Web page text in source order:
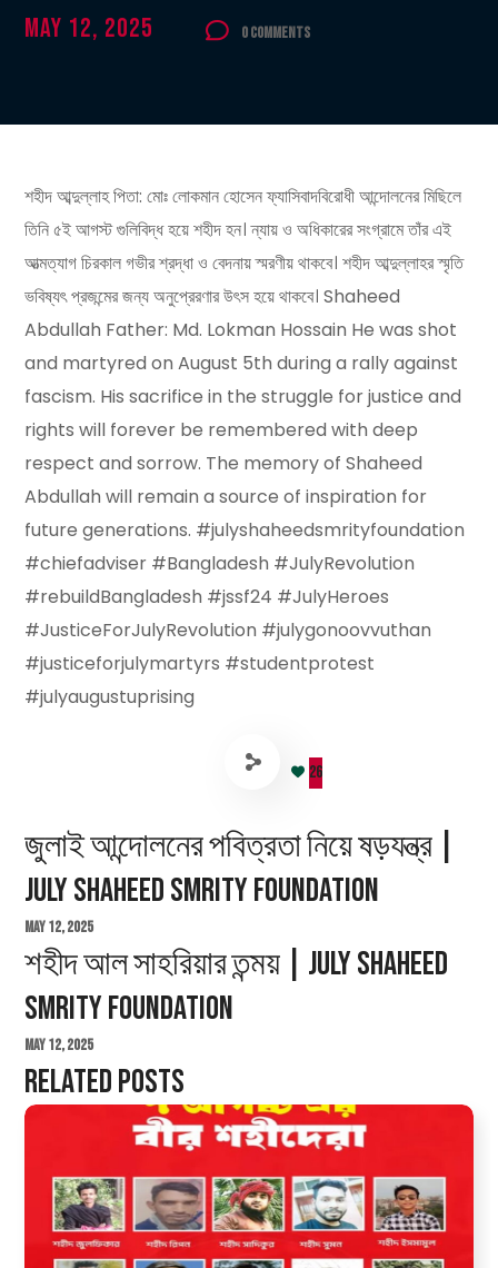
May 12, 2025 0 Comments
শহীদ আব্দুল্লাহ পিতা: মোঃ লোকমান হোসেন ফ্যাসিবাদবিরোধী আন্দোলনের মিছিলে
তিনি ৫ই আগস্ট গুলিবিদ্ধ হয়ে শহীদ হন। ন্যায় ও অধিকারের সংগ্রামে তাঁর এই
আত্মত্যাগ চিরকাল গভীর শ্রদ্ধা ও বেদনায় স্মরণীয় থাকবে। শহীদ আব্দুল্লাহর স্মৃতি
ভবিষ্যৎ প্রজন্মের জন্য অনুপ্রেরণার উৎস হয়ে থাকবে। Shaheed
Abdullah Father: Md. Lokman Hossain He was shot
and martyred on August 5th during a rally against
fascism. His sacrifice in the struggle for justice and
rights will forever be remembered with deep
respect and sorrow. The memory of Shaheed
Abdullah will remain a source of inspiration for
future generations. #julyshaheedsmrityfoundation
#chiefadviser #Bangladesh #JulyRevolution
#rebuildBangladesh #jssf24 #JulyHeroes
#JusticeForJulyRevolution #julygonoovvuthan
#justiceforjulymartyrs #studentprotest
#julyaugustuprising
26
জুলাই আন্দোলনের পবিত্রতা নিয়ে ষড়যন্ত্র |
July Shaheed Smrity Foundation
May 12, 2025
শহীদ আল সাহরিয়ার তন্ময় | July Shaheed
Smrity Foundation
May 12, 2025
Related Posts